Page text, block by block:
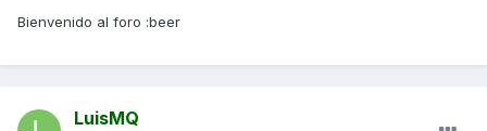
Bienvenido al foro :beer
LuisMQ